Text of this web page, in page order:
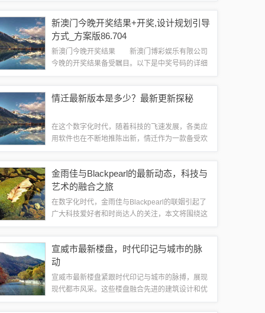
情的温馨故事。比赛前夕，小明和他的好友们聚...
新澳门今晚开奖结果+开奖,设计规划引导
方式_方案版86.704
新澳门今晚开奖结果 新澳门博彩娱乐有限公司
今晚的开奖结果备受瞩目。以下是中奖号码的详细
是：23、15、14、29、...
情迁最新版本是多少？最新更新探秘
在这个数字化时代，随着科技的飞速发展，各类应
用软件也在不断地推陈出新，情迁作为一款备受欢
探究竟。一、情迁应用概述情迁作为一款集社...
金雨佳与Blackpearl的最新动态，科技与
艺术的融合之旅
在数字化时代，金雨佳与Blackpearl的联姻引起了
广大科技爱好者和时尚达人的关注，本文将围绕这
技与艺术领域的创新成...
宣威市最新楼盘，时代印记与城市的脉
动
宣威市最新楼盘紧跟时代印记与城市的脉搏，展现
现代都市风采。这些楼盘融合先进的建筑设计和优